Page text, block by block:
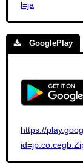
l=ja
GooglePlay
https://